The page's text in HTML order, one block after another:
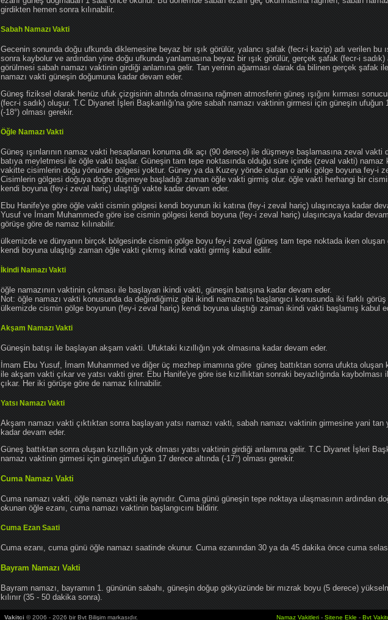
girdikten hemen sonra kılınabilir.
Sabah Namazı Vakti
Gecenin sonunda doğu ufkunda diklemesine beyaz bir ışık görülür, yalancı şafak (fecr-i kazip) adı verilen bu
sonra kaybolur ve ardından yine doğu ufkunda yanlamasına beyaz bir ışık görülür, gerçek şafak (fecr-i sadık)
görülmesi sabah namazı vaktinin girdiği anlamına gelir. Tan yerinin ağarması olarak da bilinen gerçek şafak
namazı vakti güneşin doğumuna kadar devam eder.
Güneş fiziksel olarak henüz ufuk çizgisinin altında olmasına rağmen atmosferin güneş ışığını kırması
(fecr-i sadık) oluşur. T.C Diyanet İşleri Başkanlığı'na göre sabah namazı vaktinin girmesi için güneşin ufuğun
(-18°) olması gerekir.
Öğle Namazı Vakti
Güneş ışınlarının namaz vakti hesaplanan konuma dik açı (90 derece) ile düşmeye başlamasına zeval vakti
batıya meyletmesi ile öğle vakti başlar. Güneşin tam tepe noktasında olduğu süre içinde (zeval vakti) namaz
vakitte cisimlerin doğu yönünde gölgesi yoktur. Güney ya da Kuzey yönde oluşan o anki gölge boyuna fey-i
Cisimlerin gölgesi doğuya doğru düşmeye başladığı zaman öğle vakti girmiş olur. öğle vakti herhangi bir
kendi boyuna (fey-i zeval hariç) ulaştığı vakte kadar devam eder.
Ebu Hanife'ye göre öğle vakti cismin gölgesi kendi boyunun iki katına (fey-i zeval hariç) ulaşıncaya kadar
Yusuf ve İmam Muhammed'e göre ise cismin gölgesi kendi boyuna (fey-i zeval hariç) ulaşıncaya kadar
görüşe göre de namaz kılınabilir.
ülkemizde ve dünyanın birçok bölgesinde cismin gölge boyu fey-i zeval (güneş tam tepe noktada iken oluşan
kendi boyuna ulaştığı zaman öğle vakti çıkmış ikindi vakti girmiş kabul edilir.
İkindi Namazı Vakti
öğle namazının vaktinin çıkması ile başlayan ikindi vakti, güneşin batışına kadar devam eder.
Not: öğle namazı vakti konusunda da değindiğimiz gibi ikindi namazının başlangıcı konusunda iki farklı görüş
ülkemizde cismin gölge boyunun (fey-i zeval hariç) kendi boyuna ulaştığı zaman ikindi vakti başlamış kabul
Akşam Namazı Vakti
Güneşin batışı ile başlayan akşam vakti. Ufuktaki kızıllığın yok olmasına kadar devam eder.
İmam Ebu Yusuf, İmam Muhammed ve diğer üç mezhep imamına göre güneş battıktan sonra ufukta oluşan
ile akşam vakti çıkar ve yatsı vakti girer. Ebu Hanife'ye göre ise kızıllıktan sonraki beyazlığında kaybolması
çıkar. Her iki görüşe göre de namaz kılınabilir.
Yatsı Namazı Vakti
Akşam namazı vakti çıktıktan sonra başlayan yatsı namazı vakti, sabah namazı vaktinin girmesine yani tan
kadar devam eder.
Güneş battıktan sonra oluşan kızıllığın yok olması yatsı vaktinin girdiği anlamına gelir. T.C Diyanet İşleri
namazı vaktinin girmesi için güneşin ufuğun 17 derece altında (-17°) olması gerekir.
Cuma Namazı Vakti
Cuma namazı vakti, öğle namazı vakti ile aynıdır. Cuma günü güneşin tepe noktaya ulaşmasının ardından
okunan öğle ezanı, cuma namazı vaktinin başlangıcını bildirir.
Cuma Ezan Saati
Cuma ezanı, cuma günü öğle namazı saatinde okunur. Cuma ezanından 30 ya da 45 dakika önce cuma
Bayram Namazı Vakti
Bayram namazı, bayramın 1. gününün sabahı, güneşin doğup gökyüzünde bir mızrak boyu (5 derece)
kılınır (35 - 50 dakika sonra).
Vakitci © 2006 - 2026 bir Bvt Bilişim markasıdır. Namaz Vakitleri - Sitene Ekle - Bvt